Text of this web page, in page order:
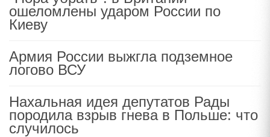
ошеломлены ударом России по
Киеву
Армия России выжгла подземное
логово ВСУ
Нахальная идея депутатов Рады
породила взрыв гнева в Польше: что
случилось